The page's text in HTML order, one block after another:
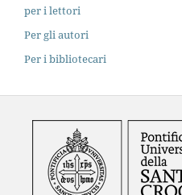
per i lettori
Per gli autori
Per i bibliotecari